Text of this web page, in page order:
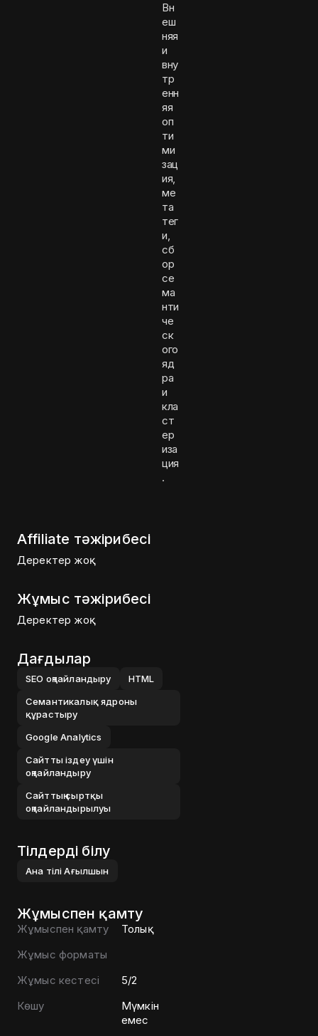
Вн
еш
няя
и
вну
тр
енн
яя
оп
ти
ми
зац
ия,
ме
та
тег
и,
сб
ор
се
ма
нти
че
ск
ого
яд
ра
и
кла
ст
ер
иза
ция
.
Affiliate тәжірибесі
Деректер жоқ
Жұмыс тәжірибесі
Деректер жоқ
Дағдылар
SEO оңтайландыру
HTML
Семантикалық ядроны
құрастыру
Google Analytics
Сайтты іздеу үшін
оңтайландыру
Сайттың сыртқы
оңтайландырылуы
Тілдерді білу
Ана тілі Ағылшын
Жұмыспен қамту
Жұмыспен қамту
Толық
Жұмыс форматы
Жұмыс кестесі
5/2
Көшу
Мүмкін
емес